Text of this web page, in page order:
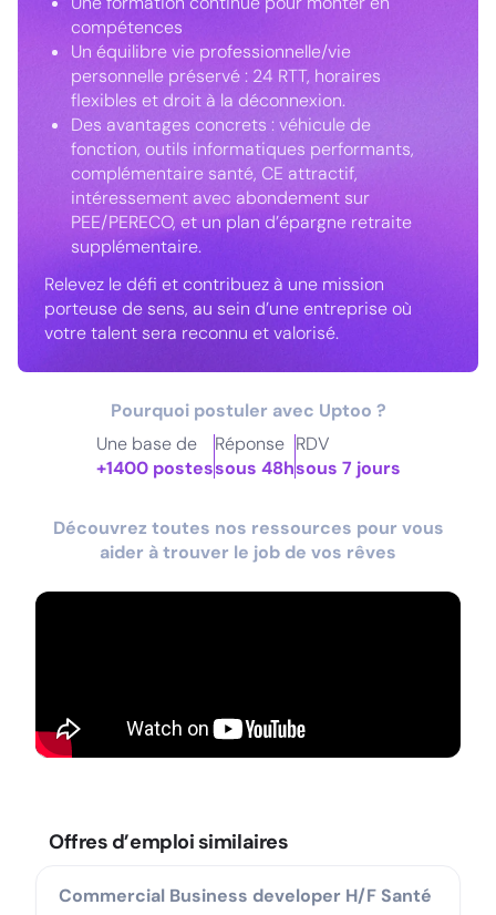
compétences
Un équilibre vie professionnelle/vie
personnelle préservé : 24 RTT, horaires
flexibles et droit à la déconnexion.
Des avantages concrets : véhicule de
fonction, outils informatiques performants,
complémentaire santé, CE attractif,
intéressement avec abondement sur
PEE/PERECO, et un plan d’épargne retraite
supplémentaire.
Relevez le défi et contribuez à une mission
porteuse de sens, au sein d’une entreprise où
votre talent sera reconnu et valorisé.
Pourquoi postuler avec Uptoo ?
Une base de
+1400 postes
Réponse
sous 48h
RDV
sous 7 jours
Découvrez toutes nos ressources pour vous
aider à trouver le job de vos rêves
Offres d’emploi similaires
Commercial Business developer H/F Santé